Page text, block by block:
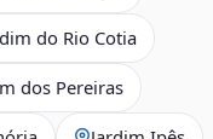
do Rio Cotia
dos Pereiras